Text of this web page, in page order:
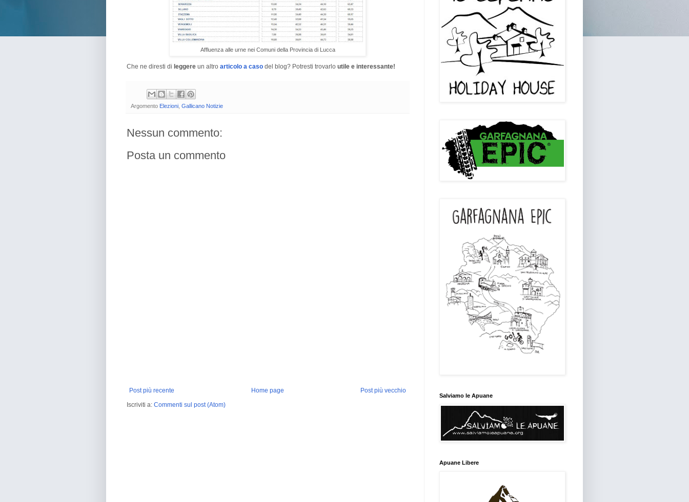
Affluenza alle urne nei Comuni della Provincia di Lucca
Che ne diresti di leggere un altro articolo a caso del blog? Potresti trovarlo utile e interessante!
Argomento Elezioni Gallicano Notizie
Nessun commento:
Posta un commento
Post più recente Post più vecchio
Home page
Iscriviti a: Commenti sul post (Atom)
Salviamo le Apuane
Apuane Libere